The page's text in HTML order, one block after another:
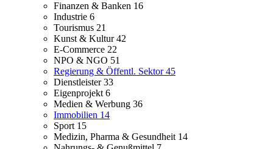
Finanzen & Banken 16
Industrie 6
Tourismus 21
Kunst & Kultur42
E-Commerce 22
NPO & NGO 51
Regierung & Öffentl. Sektor45
Dienstleister33
Eigenprojekt 6
Medien & Werbung 36
Immobilien 14
Sport 15
Medizin, Pharma & Gesundheit 14